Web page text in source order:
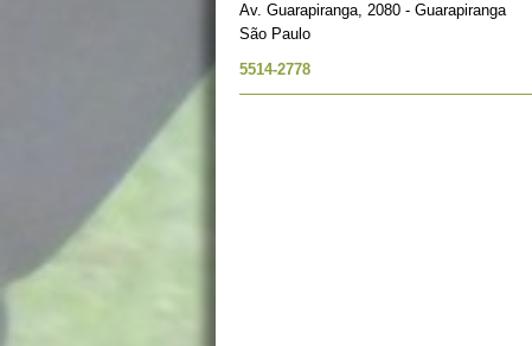
Av. Guarapiranga, 2080 - Guarapiranga
São Paulo
5514-2778